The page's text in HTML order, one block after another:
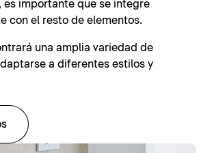
es importante que se integre
con el resto de elementos.
una amplia variedad de
a diferentes estilos y